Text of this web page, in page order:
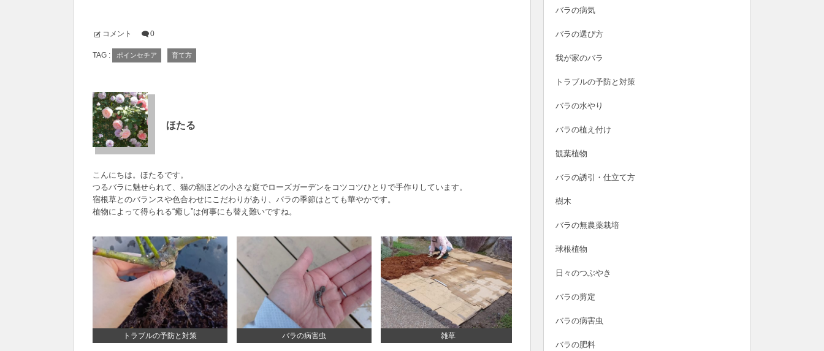
コメント 0
TAG : ポインセチア 育て方
ほたる
こんにちは。ほたるです。
つるバラに魅せられて、猫の額ほどの小さな庭でローズガーデンをコツコツひとりで手作りしています。
宿根草とのバランスや色合わせにこだわりがあり、バラの季節はとても華やかです。
植物によって得られる“癒し”は何事にも替え難いですね。
トラブルの予防と対策 バラの病害虫 雑草
ほたるの記事一覧
バラの病気
バラの選び方
我が家のバラ
トラブルの予防と対策
バラの水やり
バラの植え付け
観葉植物
バラの誘引・仕立て方
樹木
バラの無農薬栽培
球根植物
日々のつぶやき
バラの剪定
バラの病害虫
バラの肥料